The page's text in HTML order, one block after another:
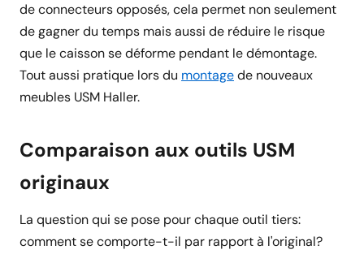
de connecteurs opposés, cela permet non seulement
de gagner du temps mais aussi de réduire le risque
que le caisson se déforme pendant le démontage.
Tout aussi pratique lors du montagede nouveaux
meubles USM Haller.
Comparaison aux outils USM
originaux
La question qui se pose pour chaque outil tiers:
comment se comporte-t-il par rapport à l'original?